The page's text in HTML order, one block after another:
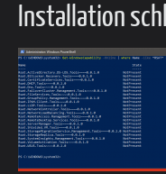
Installation